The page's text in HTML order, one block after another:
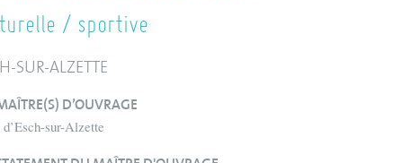
/ sportive
SUR-ALZETTE
D’OUVRAGE
sur-Alzette